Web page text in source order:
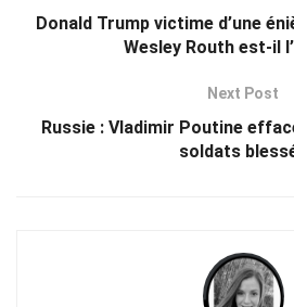
Donald Trump victime d’une
Wesley Routh est-il
Next Post
Russie : Vladimir Poutine
soldats